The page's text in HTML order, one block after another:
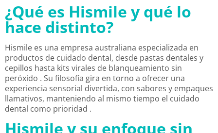
¿Qué es Hismile y qué lo
hace distinto?
Hismile es una empresa australiana especializada en
productos de cuidado dental, desde pastas dentales y
cepillos hasta kits virales de blanqueamiento sin
peróxido . Su filosofía gira en torno a ofrecer una
experiencia sensorial divertida, con sabores y empaques
llamativos, manteniendo al mismo tiempo el cuidado
dental como prioridad .
Hismile y su enfoque sin